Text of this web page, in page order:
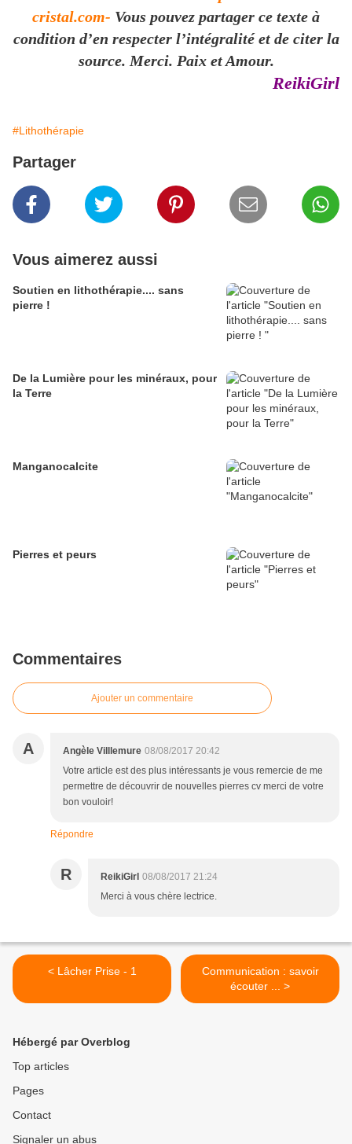
cristal.com- Vous pouvez partager ce texte à
condition d’en respecter l’intégralité et de citer la
source. Merci. Paix et Amour.
ReikiGirl
#Lithothérapie
Partager
Vous aimerez aussi
Soutien en lithothérapie.... sans
pierre !
De la Lumière pour les minéraux, pour
la Terre
Manganocalcite
Pierres et peurs
Commentaires
Ajouter un commentaire
A Angèle Villlemure 08/08/2017 20:42
Votre article est des plus intéressants je vous remercie de me
permettre de découvrir de nouvelles pierres cv merci de votre
bon vouloir!
Répondre
R ReikiGirl 08/08/2017 21:24
Merci à vous chère lectrice.
< Lâcher Prise - 1
Communication : savoir
écouter ... >
Hébergé par Overblog
Top articles
Pages
Contact
Signaler un abus